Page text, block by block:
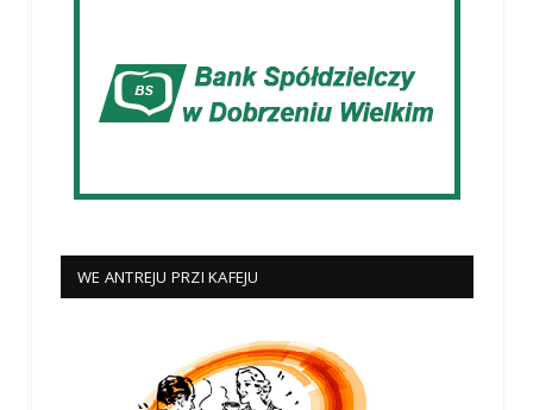
WE ANTREJU PRZI KAFEJU